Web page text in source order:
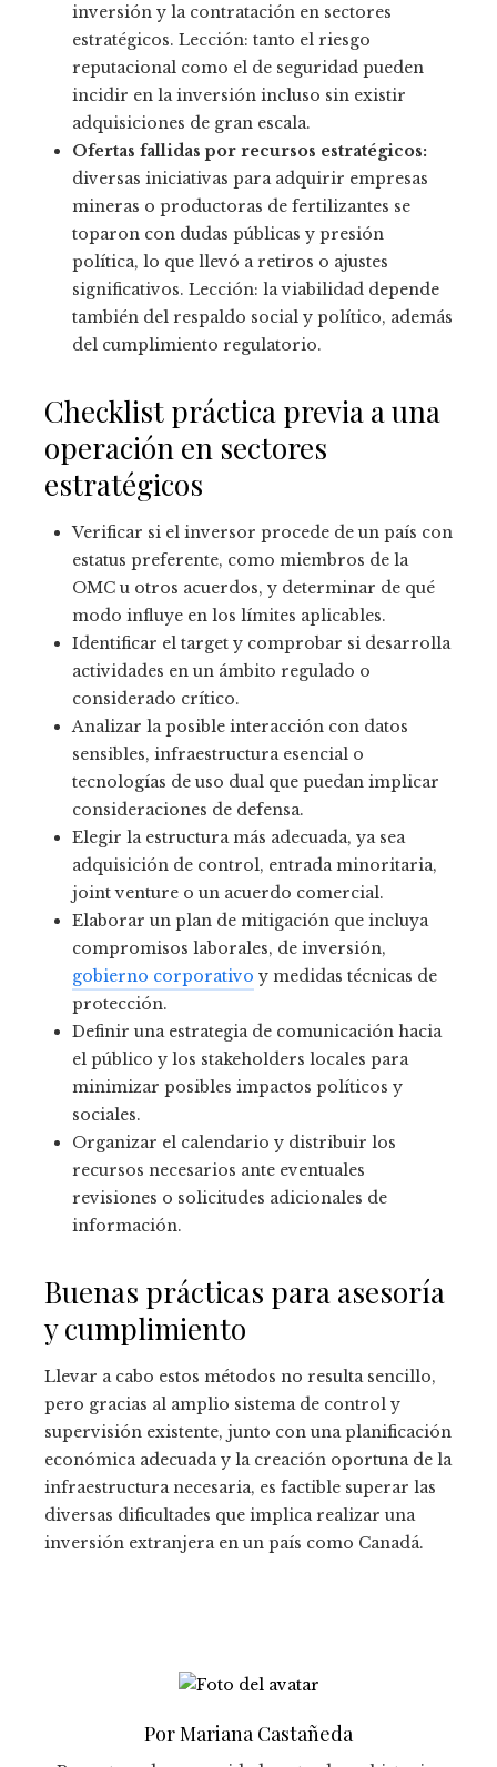
inversión y la contratación en sectores
estratégicos. Lección: tanto el riesgo
reputacional como el de seguridad pueden
incidir en la inversión incluso sin existir
adquisiciones de gran escala.
Ofertas fallidas por recursos estratégicos:
diversas iniciativas para adquirir empresas
mineras o productoras de fertilizantes se
toparon con dudas públicas y presión
política, lo que llevó a retiros o ajustes
significativos. Lección: la viabilidad depende
también del respaldo social y político, además
del cumplimiento regulatorio.
Checklist práctica previa a una
operación en sectores
estratégicos
Verificar si el inversor procede de un país con
estatus preferente, como miembros de la
OMC u otros acuerdos, y determinar de qué
modo influye en los límites aplicables.
Identificar el target y comprobar si desarrolla
actividades en un ámbito regulado o
considerado crítico.
Analizar la posible interacción con datos
sensibles, infraestructura esencial o
tecnologías de uso dual que puedan implicar
consideraciones de defensa.
Elegir la estructura más adecuada, ya sea
adquisición de control, entrada minoritaria,
joint venture o un acuerdo comercial.
Elaborar un plan de mitigación que incluya
compromisos laborales, de inversión,
gobierno corporativo y medidas técnicas de
protección.
Definir una estrategia de comunicación hacia
el público y los stakeholders locales para
minimizar posibles impactos políticos y
sociales.
Organizar el calendario y distribuir los
recursos necesarios ante eventuales
revisiones o solicitudes adicionales de
información.
Buenas prácticas para asesoría
y cumplimiento
Llevar a cabo estos métodos no resulta sencillo,
pero gracias al amplio sistema de control y
supervisión existente, junto con una planificación
económica adecuada y la creación oportuna de la
infraestructura necesaria, es factible superar las
diversas dificultades que implica realizar una
inversión extranjera en un país como Canadá.
Por Mariana Castañeda